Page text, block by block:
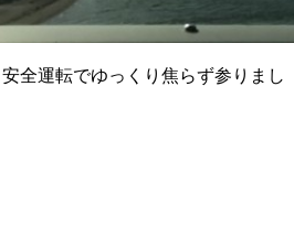
全運転でゆっくり焦らず参りまし